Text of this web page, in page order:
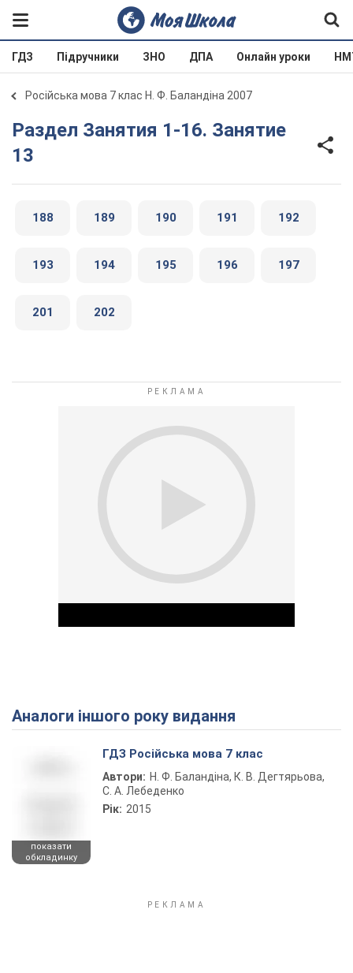
ГДЗ Підручники ЗНО ДПА Онлайн уроки
Російська мова 7 клас Н. Ф. Баландіна 2007
Раздел Занятия 1-16. Занятие
13
188 189 190 191 192
193 194 195 196 197
201 202
Play Video
Аналоги іншого року видання
показати
обкладинку
ГДЗ Російська мова 7 клас
Автори: Н. Ф. Баландіна, К. В. Дегтярьова,
С. А. Лебеденко
Рік: 2015